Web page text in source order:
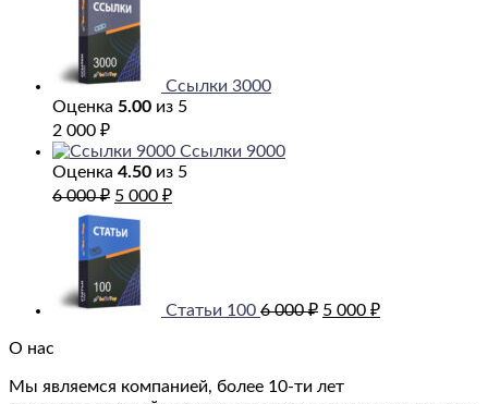
Ссылки 3000
Оценка 5.00 из 5
2 000 ₽
Ссылки 9000
Оценка 4.50 из 5
6 000₽ Первоначальная
составляла
6
000 ₽.
5 000 ₽Текущая
Статьи 100 6 000₽ 000 ₽.
5 000 ₽
О нас
Мы являемся компанией, более 10-ти лет